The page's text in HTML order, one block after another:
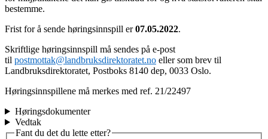
bestemme.
Frist for å sende høringsinnspill er07.05.2022.
Skriftlige høringsinnspill må sendes på e-post
til postmottak@landbruksdirektoratet.no eller som brev til
Landbruksdirektoratet, Postboks 8140 dep, 0033 Oslo.
Høringsinnspillene må merkes med ref. 21/22497
Høringsdokumenter
Vedtak
Fant du det du lette etter?